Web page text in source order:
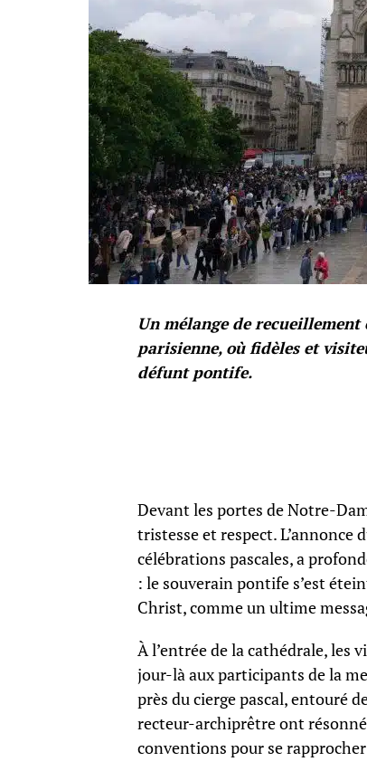
Un mélange de recueillement
parisienne, où fidèles et
défunt pontife.
Devant les portes de Notre-
tristesse et respect. L’annonce
célébrations pascales, a
: le souverain pontife s’est
Christ, comme un ultime
À l’entrée de la cathédrale, les
jour-là aux participants de la
près du cierge pascal, entouré
recteur-archiprêtre ont
conventions pour se